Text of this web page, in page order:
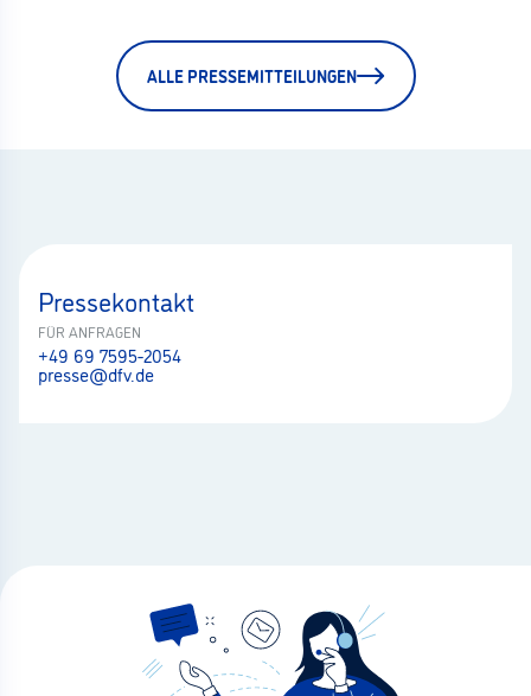
ALLE PRESSEMITTEILUNGEN
Pressekontakt
FÜR ANFRAGEN
+49 69 7595-2054
presse@dfv.de